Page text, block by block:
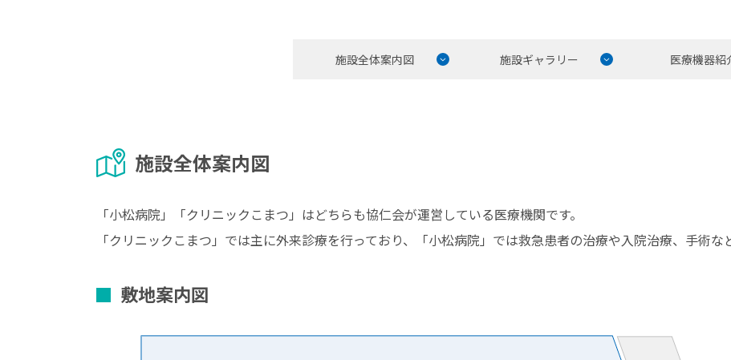
施設全体案内図 施設ギャラリー 医療機器紹
施設全体案内図
「小松病院」「クリニックこまつ」はどちらも協仁会が運営している医療機関です。
「クリニックこまつ」では主に外来診療を行っており、「小松病院」では救急患者の治療や入院治療、手術な
敷地案内図